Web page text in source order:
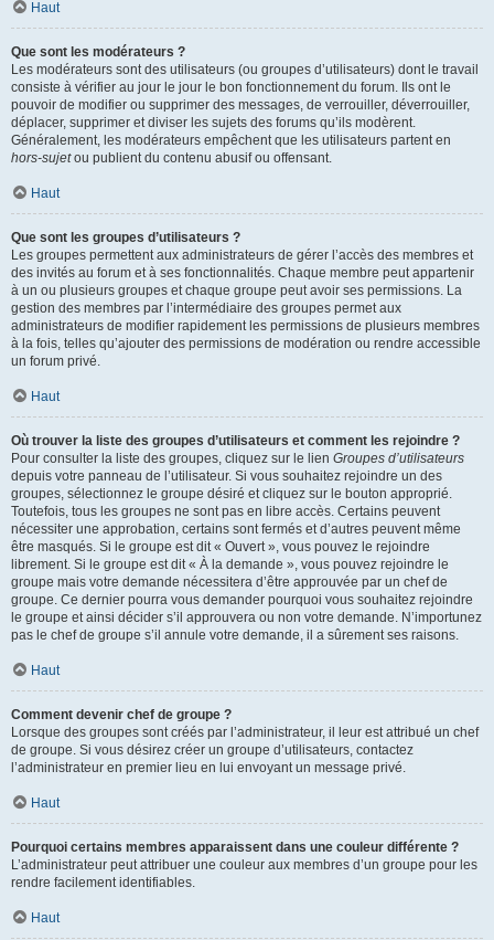
Haut
Que sont les modérateurs ?
Les modérateurs sont des utilisateurs (ou groupes d’utilisateurs) dont le travail
consiste à vérifier au jour le jour le bon fonctionnement du forum. Ils ont le
pouvoir de modifier ou supprimer des messages, de verrouiller, déverrouiller,
déplacer, supprimer et diviser les sujets des forums qu’ils modèrent.
Généralement, les modérateurs empêchent que les utilisateurs partent en
hors-sujetou publient du contenu abusif ou offensant.
Haut
Que sont les groupes d’utilisateurs ?
Les groupes permettent aux administrateurs de gérer l’accès des membres et
des invités au forum et à ses fonctionnalités. Chaque membre peut appartenir
à un ou plusieurs groupes et chaque groupe peut avoir ses permissions. La
gestion des membres par l’intermédiaire des groupes permet aux
administrateurs de modifier rapidement les permissions de plusieurs membres
à la fois, telles qu’ajouter des permissions de modération ou rendre accessible
un forum privé.
Haut
Où trouver la liste des groupes d’utilisateurs et comment les rejoindre ?
Pour consulter la liste des groupes, cliquez sur le lien Groupes d’utilisateurs
depuis votre panneau de l’utilisateur. Si vous souhaitez rejoindre un des
groupes, sélectionnez le groupe désiré et cliquez sur le bouton approprié.
Toutefois, tous les groupes ne sont pas en libre accès. Certains peuvent
nécessiter une approbation, certains sont fermés et d’autres peuvent même
être masqués. Si le groupe est dit « Ouvert », vous pouvez le rejoindre
librement. Si le groupe est dit « À la demande », vous pouvez rejoindre le
groupe mais votre demande nécessitera d’être approuvée par un chef de
groupe. Ce dernier pourra vous demander pourquoi vous souhaitez rejoindre
le groupe et ainsi décider s’il approuvera ou non votre demande. N’importunez
pas le chef de groupe s’il annule votre demande, il a sûrement ses raisons.
Haut
Comment devenir chef de groupe ?
Lorsque des groupes sont créés par l’administrateur, il leur est attribué un chef
de groupe. Si vous désirez créer un groupe d’utilisateurs, contactez
l’administrateur en premier lieu en lui envoyant un message privé.
Haut
Pourquoi certains membres apparaissent dans une couleur différente ?
L’administrateur peut attribuer une couleur aux membres d’un groupe pour les
rendre facilement identifiables.
Haut